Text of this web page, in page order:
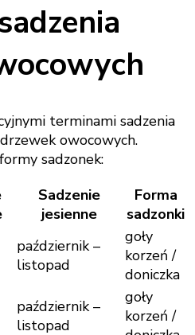
terminami sadzenia
owocowych.
sadzonek:
Sadzenie
jesienne
Forma
sadzonki
październik –
listopad
goły
korzeń /
doniczka
październik –
listopad
goły
korzeń /